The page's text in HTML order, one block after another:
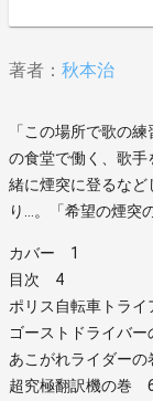
著者： 秋本治
「この場所で歌の
の食堂で働く、歌
緒に煙突に登るなど
り…。「希望の煙突
カバー 1
目次 4
ポリス自転車トラ
ゴーストドライバ
あこがれライダー
超究極翻訳機の巻